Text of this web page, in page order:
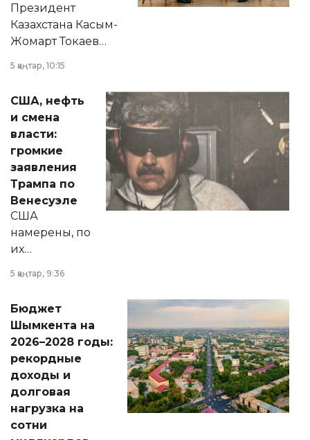
Президент
Казахстана Касым-
Жомарт Токаев
сразу несколько
актуальных тем —
от слухов о
политических
реформах до
вопросов армии,
экономики и
личного здоровья.
5 қаңтар, 10:15
США, нефть
и смена
власти:
громкие
заявления
Трампа по
Венесуэле
США
намерены, по
их
принести
народу
Венесуэлы.
5 қаңтар, 9:36
Бюджет
Шымкента на
2026–2028 годы:
рекордные
доходы и
долговая
нагрузка на
сотни